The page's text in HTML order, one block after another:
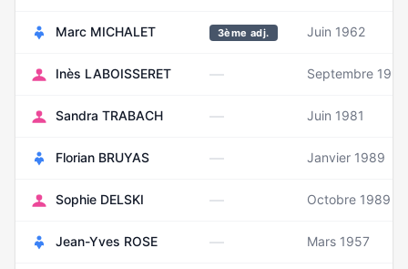
Marc MICHALET 3ème adj. Juin 1962
Inès LABOISSERET — Septembre 1991
Sandra TRABACH — Juin 1981
Florian BRUYAS — Janvier 1989
Sophie DELSKI — Octobre 1989
Jean-Yves ROSE — Mars 1957